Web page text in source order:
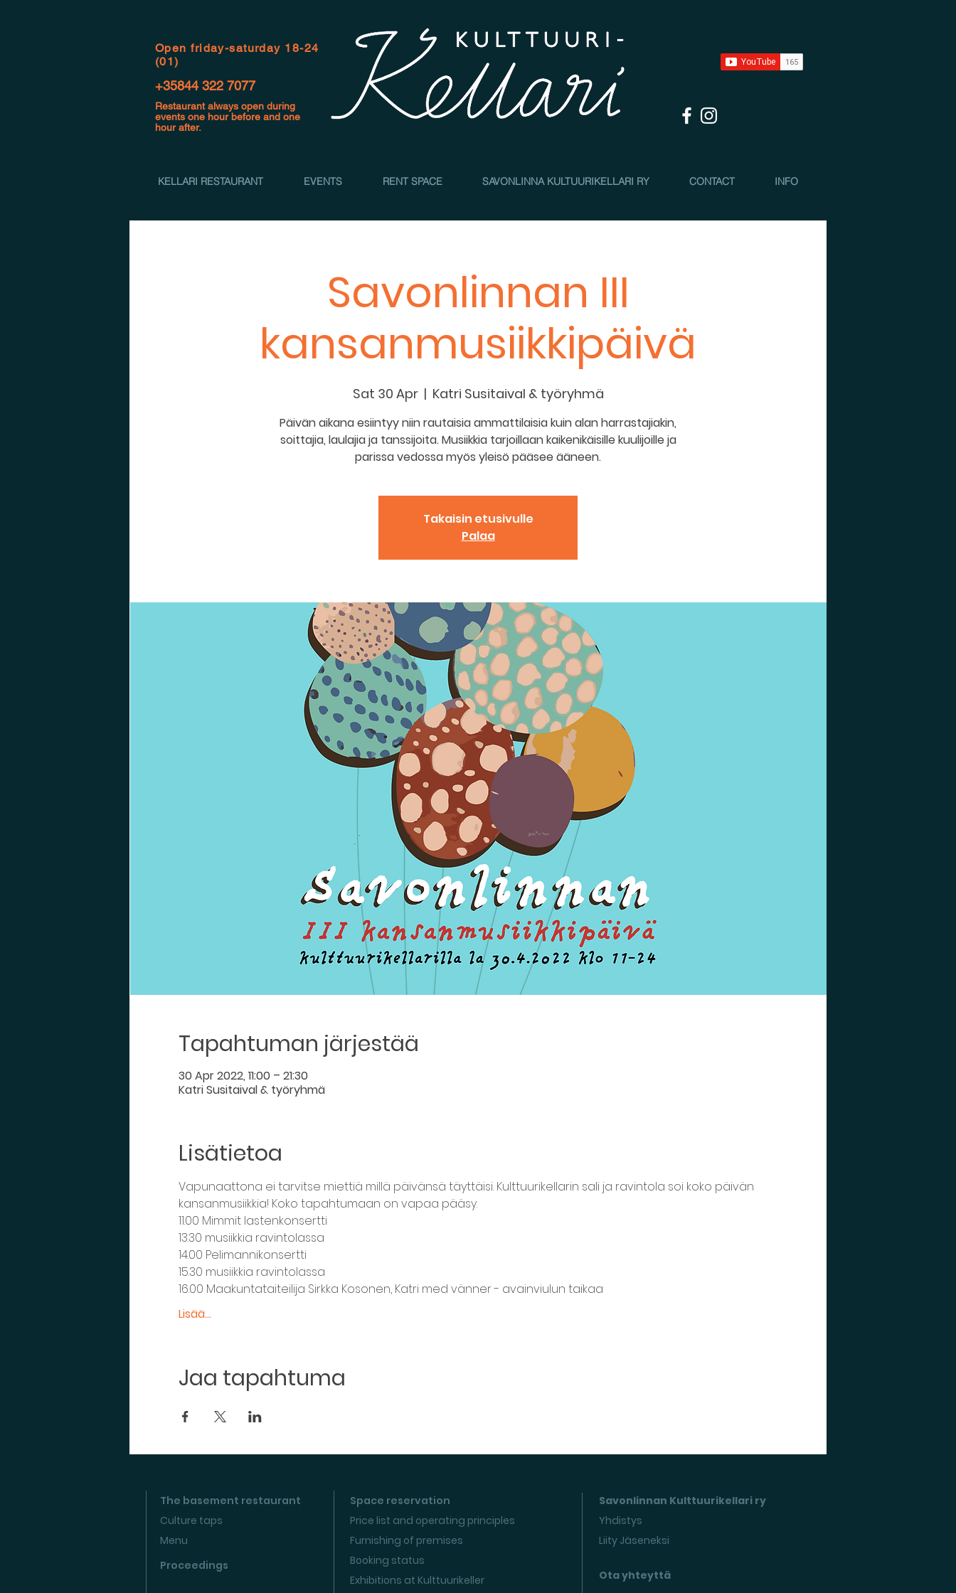
Open friday-saturday 18-24
(01)
+35844 322 7077
Restaurant always open during
events one hour before and one
hour after.
KELLARI RESTAURANT EVENTS RENT SPACE SAVONLINNA KULTUURIKELLARI RY CONTACT INFO
Savonlinnan III
kansanmusiikkipäivä
Sat 30 Apr
  |
Katri Susitaival & työryhmä
Päivän aikana esiintyy niin rautaisia ammattilaisia kuin alan harrastajiakin,
soittajia, laulajia ja tanssijoita. Musiikkia tarjoillaan kaikenikäisille kuulijoille ja
parissa vedossa myös yleisö pääsee ääneen.
Takaisin etusivulle
Palaa
Tapahtuman järjestää
30 Apr 2022, 11:00 – 21:30
Katri Susitaival & työryhmä
Lisätietoa
Vapunaattona ei tarvitse miettiä millä päivänsä täyttäisi. Kulttuurikellarin sali ja ravintola soi koko päivän
kansanmusiikkia! Koko tapahtumaan on vapaa pääsy.
11.00 Mimmit lastenkonsertti
13.30 musiikkia ravintolassa
14.00 Pelimannikonsertti
15.30 musiikkia ravintolassa
16.00 Maakuntataiteilija Sirkka Kosonen, Katri med vänner - avainviulun taikaa
Lisää...
Jaa tapahtuma
The basement restaurant
Culture taps
Menu
Proceedings
Space reservation
Price list and operating principles
Furnishing of premises
Booking status
Exhibitions at Kulttuurikeller
Savonlinnan Kulttuurikellari ry
Yhdistys
Liity Jäseneksi
Ota yhteyttä